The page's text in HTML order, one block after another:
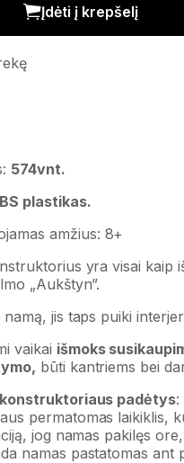
Įdėti į krepšelį
574vnt.
plastikas.
amžius: 8+
yra visai kaip
„Aukštyn”.
namą, jis taps puiki
vaikai išmoks
būti kantriems bei
padėtys:
permatomas laikiklis,
jog namas pakilęs
namas pastatomas ant